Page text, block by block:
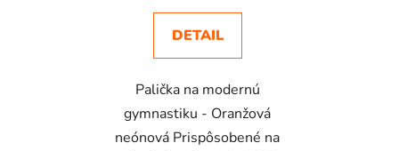
DETAIL
Palička na modernú
gymnastiku - Oranžová
neónová Prispôsobené na